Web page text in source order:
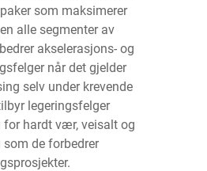
som maksimerer
alle segmenter av
akselerasjons- og
når det gjelder
selv under krevende
legeringsfelger
for hardt vær, veisalt og
de forbedrer